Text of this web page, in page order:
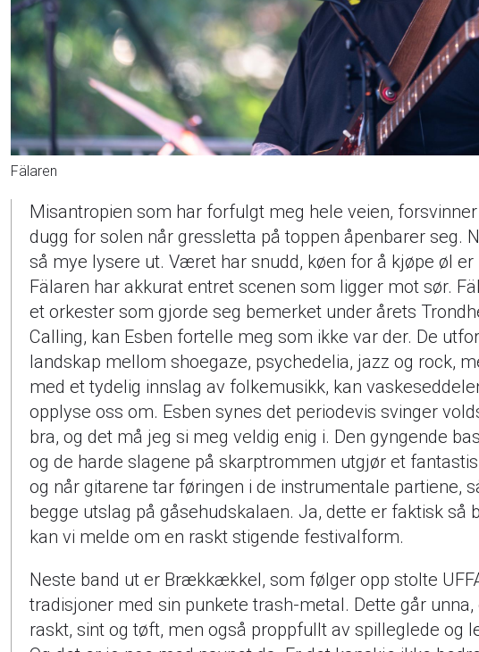
Fälaren
Misantropien som har forfulgt meg hele veien,
dugg for solen når gressletta på toppen åpenbarer seg.
så mye lysere ut. Været har snudd, køen for å kjøpe øl er
Fälaren har akkurat entret scenen som ligger mot sør.
et orkester som gjorde seg bemerket under årets
Calling, kan Esben fortelle meg som ikke var der. De
landskap mellom shoegaze, psychedelia, jazz og rock,
med et tydelig innslag av folkemusikk, kan
opplyse oss om. Esben synes det periodevis svinger
bra, og det må jeg si meg veldig enig i. Den gyngende
og de harde slagene på skarptrommen utgjør et
og når gitarene tar føringen i de instrumentale partiene,
begge utslag på gåsehudskalaen. Ja, dette er faktisk så
kan vi melde om en raskt stigende festivalform.
Neste band ut er Brækkækkel, som følger opp stolte
tradisjoner med sin punkete trash-metal. Dette går unna,
raskt, sint og tøft, men også proppfullt av spilleglede og